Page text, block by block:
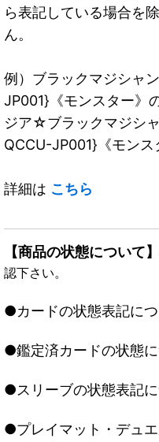
ら表記している場合を
ん。
例）ブラックマジシャ
JP001}《モンスター》
ジア☆ブラックマジシ
QCCU-JP001}《モンス
詳細は こちら
【商品の状態について】
認下さい。
●カードの状態表記に
●鑑定済カードの状態
●スリーブの状態表記
●プレイマット・デュ